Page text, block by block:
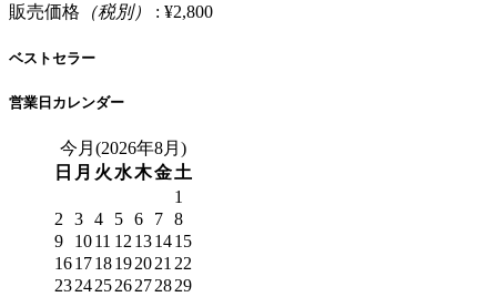
販売価格 （税別） : ¥2,800
ベストセラー
営業日カレンダー
今月(2026年8月)
日 月 火 水木金土
1
2
3 4 5 6 7 8
9
1011 12 131415
161718192021 22
23242526272829